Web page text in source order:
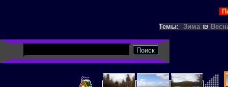
Темы:
Зима ₪